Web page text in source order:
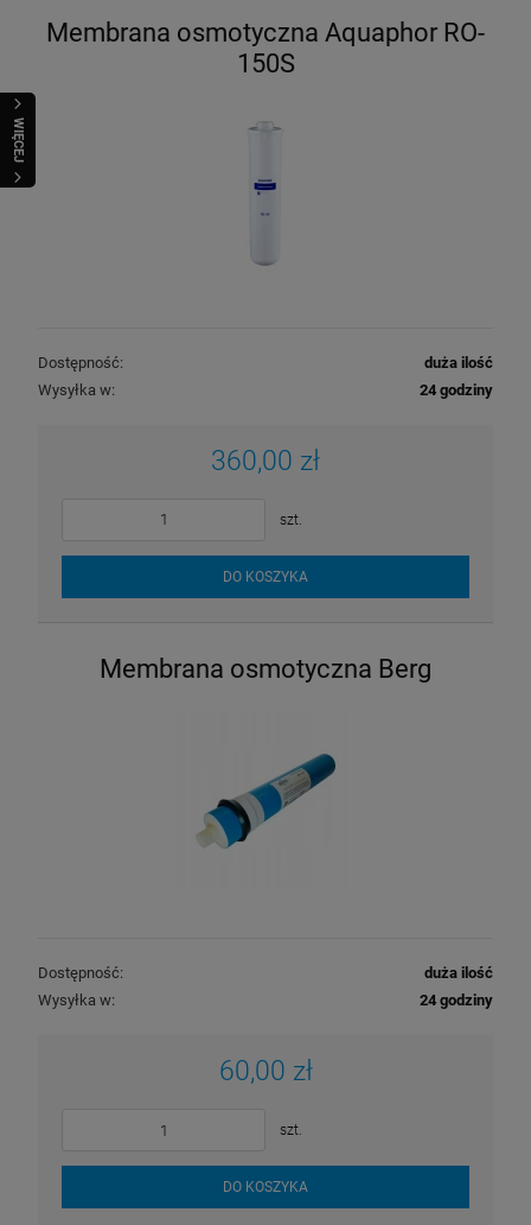
WIĘCEJ
Membrana osmotyczna Aquaphor RO-
150S
Dostępność:
duża ilość
Wysyłka w:
24 godziny
360,00 zł
szt.
DO KOSZYKA
Membrana osmotyczna Berg
Dostępność:
duża ilość
Wysyłka w:
24 godziny
60,00 zł
szt.
DO KOSZYKA